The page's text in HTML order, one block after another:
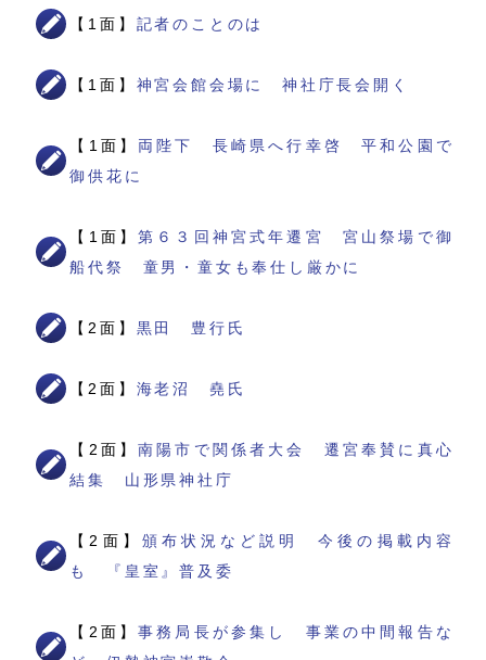
【1面】 記者のことのは
【1面】 神宮会館会場に 神社庁長会開く
【1面】 両陛下 長崎県へ行幸啓 平和公園で
御供花に
【1面】第６３回神宮式年遷宮 宮山祭場で御
船代祭 童男・童女も奉仕し厳かに
【2面】 黒田 豊行氏
【2面】 海老沼 堯氏
【2面】南陽市で関係者大会 遷宮奉賛に真心
結集 山形県神社庁
【2面】 頒布状況など説明 今後の掲載内容
も 『皇室』普及委
【2面】事務局長が参集し 事業の中間報告な